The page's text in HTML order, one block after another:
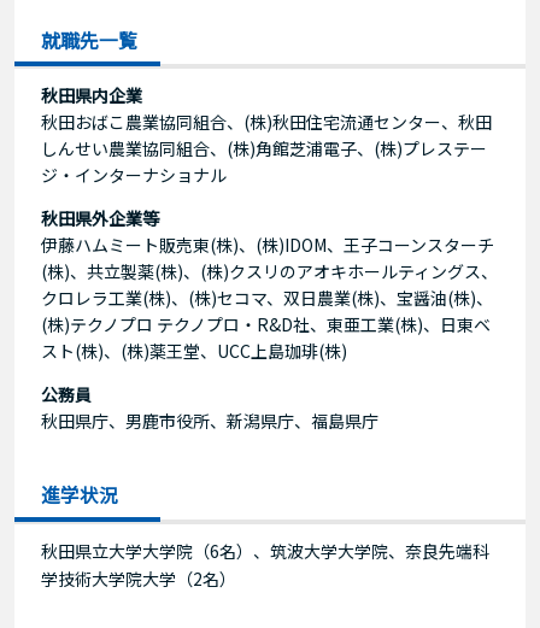
就職先一覧
秋田県内企業
秋田おばこ農業協同組合、(株)秋田住宅流通センター、秋田
しんせい農業協同組合、(株)角館芝浦電子、(株)プレステー
ジ・インターナショナル
秋田県外企業等
伊藤ハムミート販売東(株)、(株)IDOM、王子コーンスターチ
(株)、共立製薬(株)、(株)クスリのアオキホールティングス、
クロレラ工業(株)、(株)セコマ、双日農業(株)、宝醤油(株)、
(株)テクノプロ テクノプロ・R&D社、東亜工業(株)、日東ベ
スト(株)、(株)薬王堂、UCC上島珈琲(株)
公務員
秋田県庁、男鹿市役所、新潟県庁、福島県庁
進学状況
秋田県立大学大学院（6名）、筑波大学大学院、奈良先端科
学技術大学院大学（2名）